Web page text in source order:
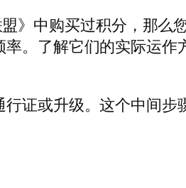
》中购买过积分，那么
。了解它们的实际运作
证或升级。这个中间步